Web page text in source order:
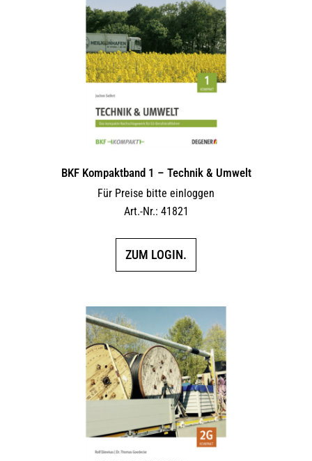
BKF Kompaktband 1 – Technik & Umwelt
Für Preise bitte einloggen
Art.-Nr.: 41821
ZUM LOGIN.